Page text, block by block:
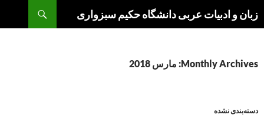
toزبان و ادبیات عربی دانشگاه حکیم سبزواری
Monthly Archives: مارس 2018
دسته‌بندی نشده